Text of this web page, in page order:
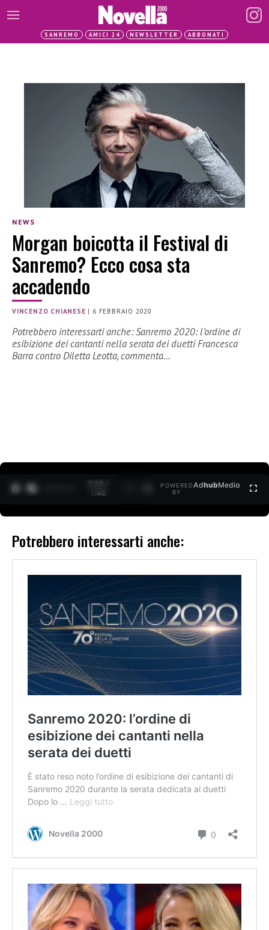
SANREMO AMICI 24 NEWSLETTER ABBONATI
NEWS
Morgan boicotta il Festival di
Sanremo? Ecco cosa sta
accadendo
VINCENZO CHIANESE | 6 FEBBRAIO 2020
Potrebbero interessarti anche: Sanremo 2020: l’ordine di
esibizione dei cantanti nella serata dei duetti Francesca
Barra contro Diletta Leotta, commenta…
0:28 /
1:40
POWERED
BY
AdhubMedia
Potrebbero interessarti anche: